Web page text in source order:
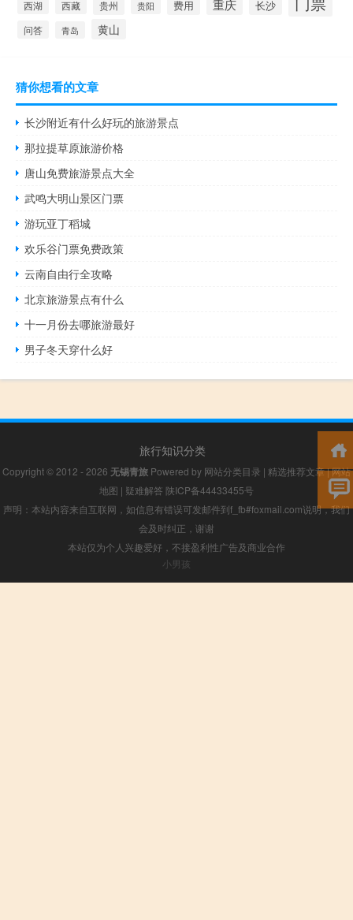
西湖 西藏 贵州 贵阳 费用 重庆 长沙
问答 青岛 黄山
猜你想看的文章
长沙附近有什么好玩的旅游景点
那拉提草原旅游价格
唐山免费旅游景点大全
武鸣大明山景区门票
游玩亚丁稻城
欢乐谷门票免费政策
云南自由行全攻略
北京旅游景点有什么
十一月份去哪旅游最好
男子冬天穿什么好
旅行知识分类
Copyright © 2012 - 2026 无锡青旅 Powered by 网站分类目录 | 精选推荐文章|网站
地图 | 疑难解答 陕ICP备44433455号
声明：本站内容来自互联网，如信息有错误可发邮件到f_fb#foxmail.com说明，我们
会及时纠正，谢谢
本站仅为个人兴趣爱好，不接盈利性广告及商业合作
小男孩